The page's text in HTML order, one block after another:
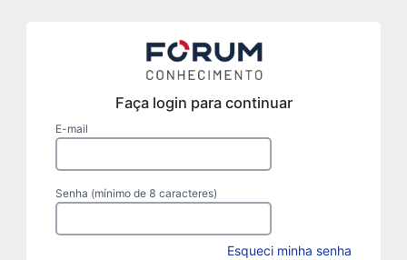
Faça login para continuar
E-mail
Senha (mínimo de 8 caracteres)
Esqueci minha senha